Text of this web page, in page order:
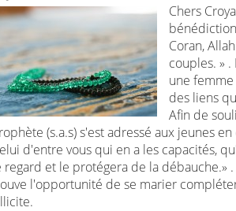
Chers
Coran,
couples. »
une
des liens
Afin de
(s.a.s) s'est adressé aux jeunes
d'entre vous qui en a les capacités,
regard et le protégera de la débauche.»
l'opportunité de se marier